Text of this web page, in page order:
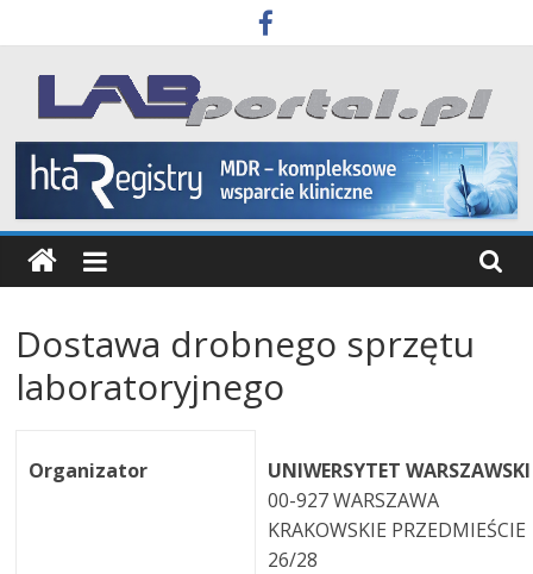
to
content
Labportal
Laboratoria
Aparatura
Badania
Dostawa drobnego sprzętu
laboratoryjnego
Organizator
UNIWERSYTET WARSZAWSKI
00-927 WARSZAWA
KRAKOWSKIE PRZEDMIEŚCIE
26/28